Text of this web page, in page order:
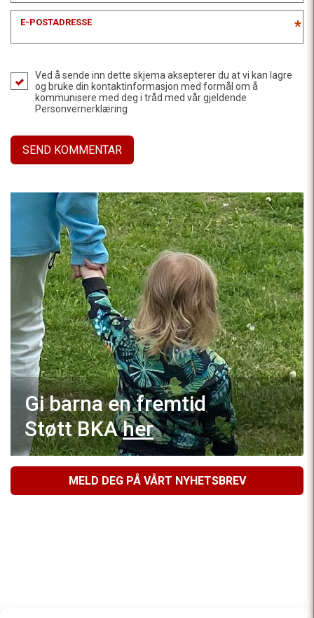
E-POSTADRESSE *
Ved å sende inn dette skjema aksepterer du at vi kan lagre
og bruke din kontaktinformasjon med formål om å
kommunisere med deg i tråd med vår gjeldende
Personvernerklæring
Gi barna en fremtid
Støtt BKAher
MELD DEG PÅ VÅRT NYHETSBREV